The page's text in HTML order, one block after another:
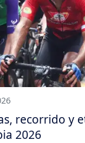
recorrido y
2026